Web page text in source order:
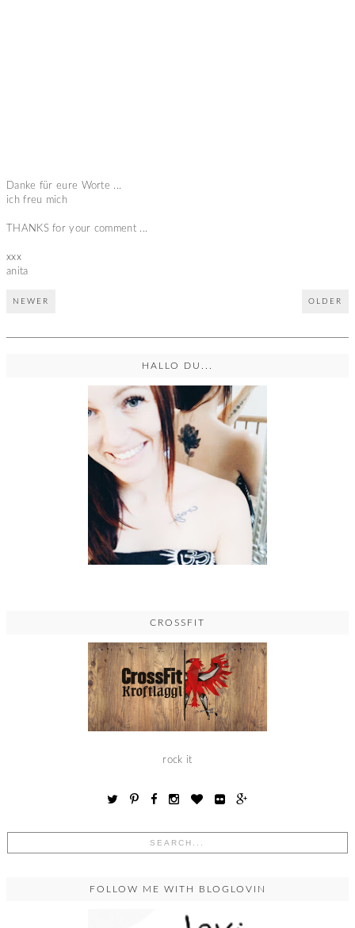
Danke für eure Worte ...
ich freu mich
THANKS for your comment ...
xxx
anita
NEWER OLDER
HALLO DU...
CROSSFIT
rock it
FOLLOW ME WITH BLOGLOVIN